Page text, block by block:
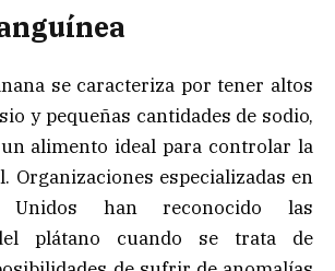
se caracteriza por tener altos
y pequeñas cantidades de sodio,
alimento ideal para controlar la
Organizaciones especializadas en
Unidos han reconocido las
plátano cuando se trata de